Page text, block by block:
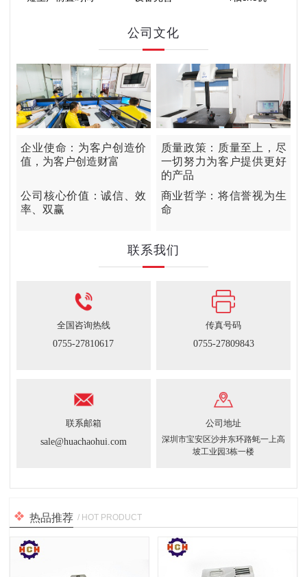
公司文化
企业使命：为客户创造价
值，为客户创造财富
公司核心价值：诚信、效
率、双赢
质量政策：质量至上，尽
一切努力为客户提供更好
的产品
商业哲学：将信誉视为生
命
联系我们
全国咨询热线
0755-27810617
传真号码
0755-27809843
联系邮箱
sale@huachaohui.com
公司地址
深圳市宝安区沙井东环路蚝一上高
坡工业园3栋一楼
热品推荐 / HOT PRODUCT